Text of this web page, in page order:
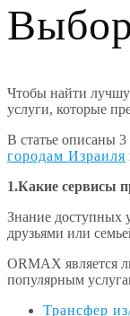
Чтобы найти
услуги, которые
В статье описаны 3
городам Израиля
1.Какие сервисы
Знание доступных
друзьями или
ORMAX является
популярным
Трансфер